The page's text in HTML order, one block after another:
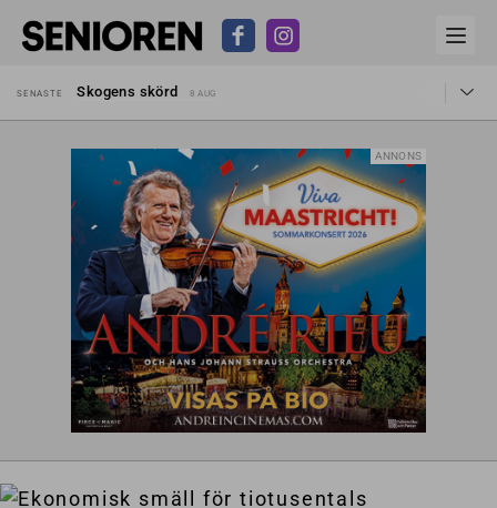
SENASTE
Skogens skörd
8 AUG
Kravet: Nu måste 65-årsgränsen bort
30 JUL
Dom öppnar för rätt till garantipension
30 JUL
Snart kan telefonförsäljning förbjudas i Sverige
Hyror rusar ifrån äldres bostadstillägg
28 JUL
Skogens skörd 8 AUG
ANNONS